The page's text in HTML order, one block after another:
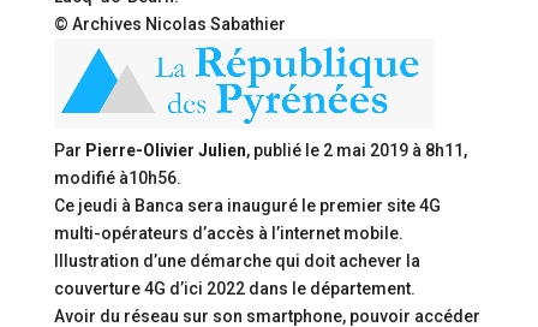
© Archives Nicolas Sabathier
Par Pierre-Olivier Julien, publié le 2 mai 2019 à 8h11 ,
modifié à10h56.
Ce jeudi à Banca sera inauguré le premier site 4G
multi-opérateurs d’accès à l’internet mobile.
Illustration d’une démarche qui doit achever la
couverture 4G d’ici 2022 dans le département.
Avoir du réseau sur son smartphone, pouvoir accéder